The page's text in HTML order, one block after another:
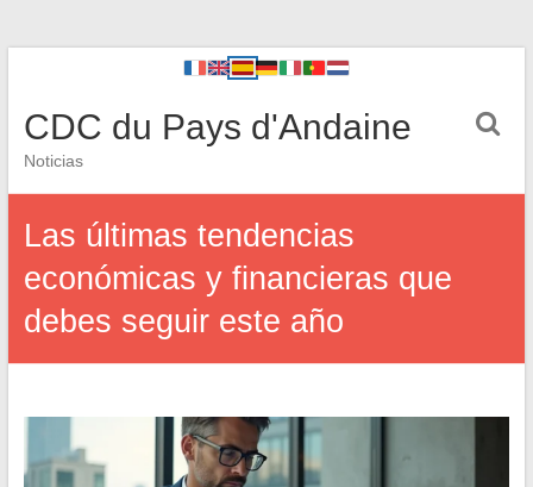
CDC du Pays d'Andaine
Noticias
Las últimas tendencias
económicas y financieras que
debes seguir este año